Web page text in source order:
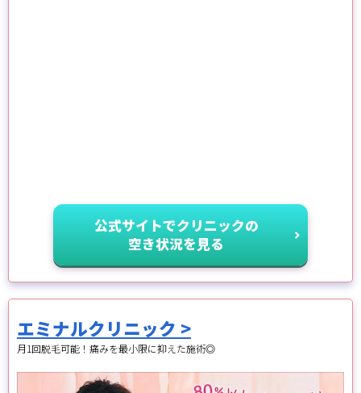
公式サイトでクリニックの
空き状況を見る
エミナルクリニック >
月1回脱毛可能！痛みを最小限に抑えた施術◎